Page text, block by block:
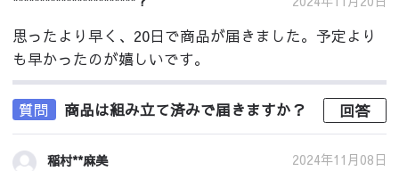
思ったより早く、20日で商品が届きました。予定より
も早かったのが嬉しいです。
質問 商品は組み立て済みで届きますか？ 回答
稲村**麻美 2024年11月08日